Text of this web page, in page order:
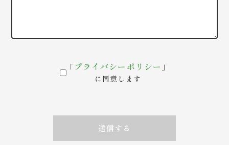
「 プライバシーポリシー 」
に同意します
送信する